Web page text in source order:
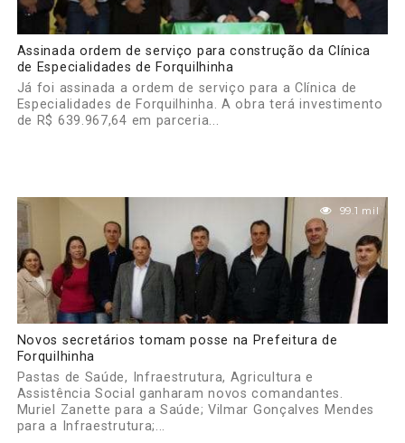
Assinada ordem de serviço para construção da Clínica
de Especialidades de Forquilhinha
Já foi assinada a ordem de serviço para a Clínica de
Especialidades de Forquilhinha. A obra terá investimento
de R$ 639.967,64 em parceria...
99.1 mil
Novos secretários tomam posse na Prefeitura de
Forquilhinha
Pastas de Saúde, Infraestrutura, Agricultura e
Assistência Social ganharam novos comandantes.
Muriel Zanette para a Saúde; Vilmar Gonçalves Mendes
para a Infraestrutura;...